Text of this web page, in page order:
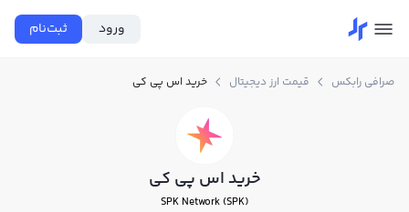
ورود ثبت‌نام
صرافی رابکس قیمت ارز دیجیتال خرید اس پي کي
خرید اس پي کي
SPK Network (SPK)